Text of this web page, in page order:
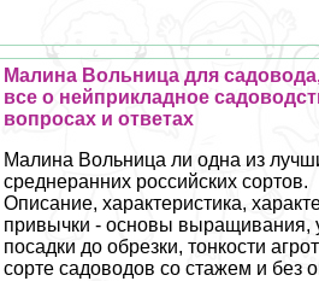
Малина Вольница для
все о нейприкладное
вопросах и ответах
Малина Вольница ли одна из
среднеранних российских сортов.
Описание, хаpaктеристика,
привычки - основы выращивания,
посадки до обрезки, тонкости
сорте садоводов со стажем и без